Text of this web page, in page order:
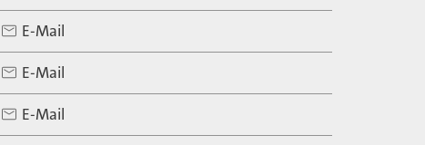
E-Mail
E-Mail
E-Mail